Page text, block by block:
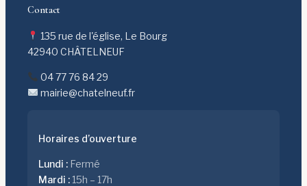
Contact
135 rue de l'église, Le Bourg
42940 CHÂTELNEUF
04 77 76 84 29
mairie@chatelneuf.fr
Horaires d’ouverture
Lundi : Fermé
Mardi : 15h – 17h